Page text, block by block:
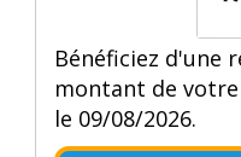
Bénéficiez d'une
montant de
le 09/08/2026.